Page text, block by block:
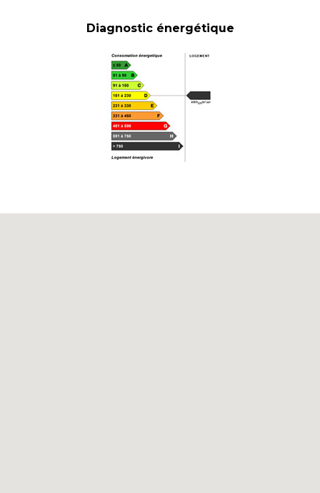
Diagnostic énergétique